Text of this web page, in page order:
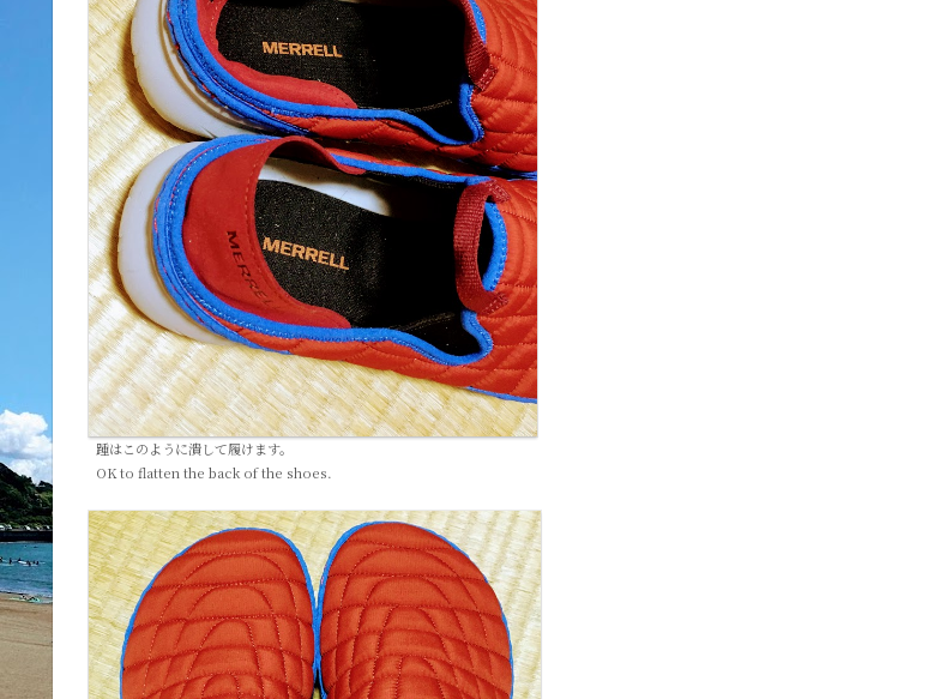
踵はこのように潰して履けます。
OK to flatten the back of the shoes.